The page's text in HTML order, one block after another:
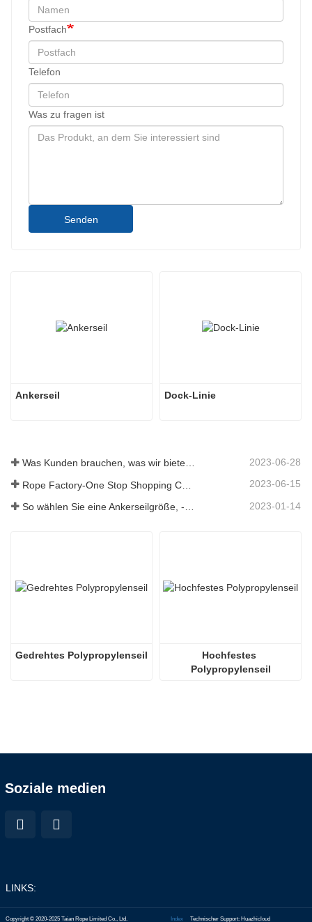
Postfach
Telefon
Was zu fragen ist
Senden
Ankerseil Dock-Linie
Was Kunden brauchen, was wir bieten – Tai an Rope Ltd 2023-06-28
2023-06-15
2023-01-14
Gedrehtes Polypropylenseil
Hochfestes
Polypropylenseil
Soziale medien
LINKS:
Copyright © 2020-2025 Taian Rope Limited Co., Ltd. Technischer Support: Huazhicloud
Index